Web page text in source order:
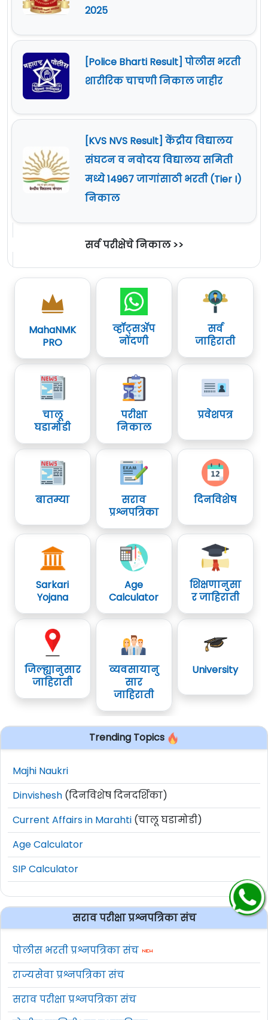
2025
[Police Bharti Result] पोलीस भरती
शारीरिक चाचणी निकाल जाहीर
[KVS NVS Result] केंद्रीय विद्यालय
संघटन व नवोदय विद्यालय समिती
मध्ये 14967 जागांसाठी भरती (Tier I)
निकाल
सर्व परीक्षेचे निकाल >>
MahaNMK
PRO
व्हॉट्सॲप
नोंदणी
सर्व
जाहिराती
चालू
घडामोडी
परीक्षा
निकाल
प्रवेशपत्र
बातम्या
सराव
प्रश्नपत्रिका
दिनविशेष
Sarkari
Yojana
Age
Calculator
शिक्षणानुसा
र जाहिराती
जिल्ह्यानुसार
जाहिराती
व्यवसायानु
सार
जाहिराती
University
Trending Topics
Majhi Naukri
Dinvishesh (दिनविशेष दिनदर्शिका)
Current Affairs in Marahti (चालू घडामोडी)
Age Calculator
SIP Calculator
सराव परीक्षा प्रश्नपत्रिका संच
पोलीस भरती प्रश्नपत्रिका संच
राज्यसेवा प्रश्नपत्रिका संच
सराव परीक्षा प्रश्नपत्रिका संच